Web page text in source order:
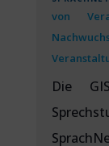
von
Die